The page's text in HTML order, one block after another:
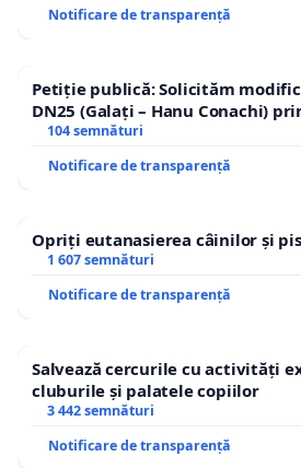
Notificare de transparență
Petiție publică: Solicităm
DN25 (Galați – Hanu Conachi)
traseului în afara localităților!
104 semnături
Notificare de transparență
Opriți eutanasierea câinilor și
1 607 semnături
Notificare de transparență
Salvează cercurile cu activități
cluburile și palatele copiilor
3 442 semnături
Notificare de transparență